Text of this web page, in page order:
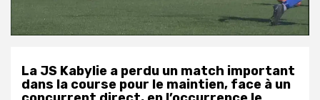
La JS Kabylie a perdu un match important
dans la course pour le maintien, face à un